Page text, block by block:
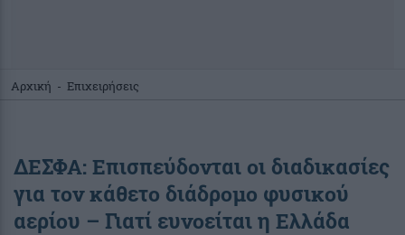
Αρχική - Επιχειρήσεις
ΔΕΣΦΑ: Επισπεύδονται οι διαδικασίες
για τον κάθετο διάδρομο φυσικού
αερίου – Γιατί ευνοείται η Ελλάδα